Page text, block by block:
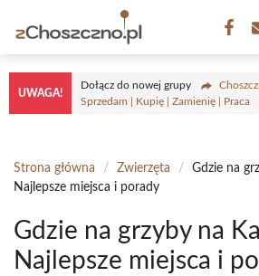
treści
UWAGA!
Dołącz do nowej grupy
Sprzedam | Kupię | Zamienię | Praca
Strona główna / Zwierzęta /
Gdzie na
Najlepsze miejsca i porady
Gdzie na grzyby na
Najlepsze miejsca i